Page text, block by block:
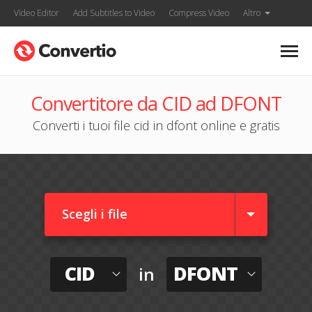
Video Editor Add Subtitles to Video Compress Video Altro
Convertitore da CID ad DFONT
Converti i tuoi file cid in dfont online e gratis
Scegli i file
CID in DFONT